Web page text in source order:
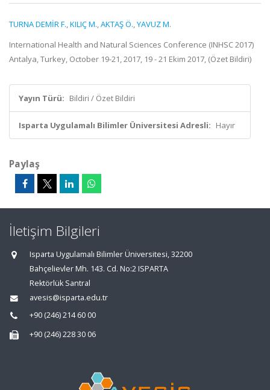
TURNA DEMİR F.,KILIÇ M.,AKTAŞ Ö.,YAVUZ M.
International Health and Natural Sciences Conference (INHSC 2017)
Antalya, Turkey, October 19-21, 2017, 19 - 21 Ekim 2017, (Özet Bildiri)
Yayın Türü: Bildiri / Özet Bildiri
Isparta Uygulamalı Bilimler Üniversitesi Adresli: Hayır
Paylaş
İletişim Bilgileri
Isparta Uygulamalı Bilimler Üniversitesi, 32200
Bahçelievler Mh. 143. Cd. No:2 ISPARTA
Rektörlük Santral
avesis@isparta.edu.tr
+90 (246) 214 60 00
+90 (246) 228 30 06